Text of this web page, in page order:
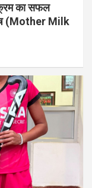
का सफल
(Mother Milk